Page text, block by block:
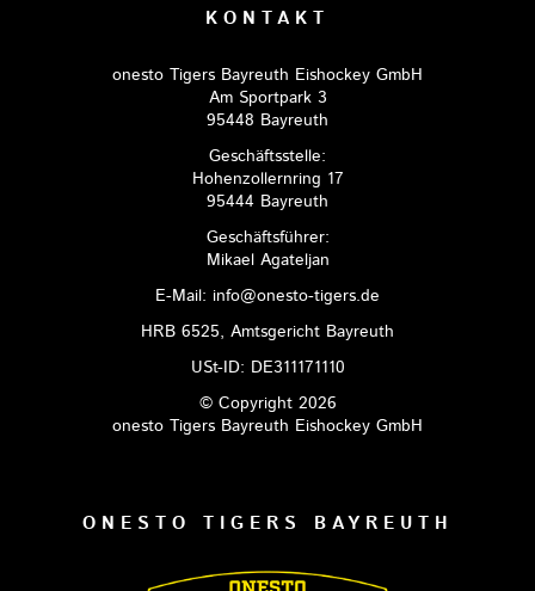
KONTAKT
onesto Tigers Bayreuth Eishockey GmbH
Am Sportpark 3
95448 Bayreuth
Geschäftsstelle:
Hohenzollernring 17
95444 Bayreuth
Geschäftsführer:
Mikael Agateljan
E-Mail: info@onesto-tigers.de
HRB 6525, Amtsgericht Bayreuth
USt-ID: DE311171110
© Copyright 2026
onesto Tigers Bayreuth Eishockey GmbH
ONESTO TIGERS BAYREUTH